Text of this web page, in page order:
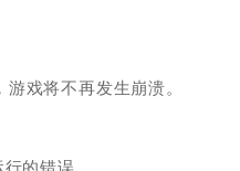
戏将不再发生崩溃。
的错误。